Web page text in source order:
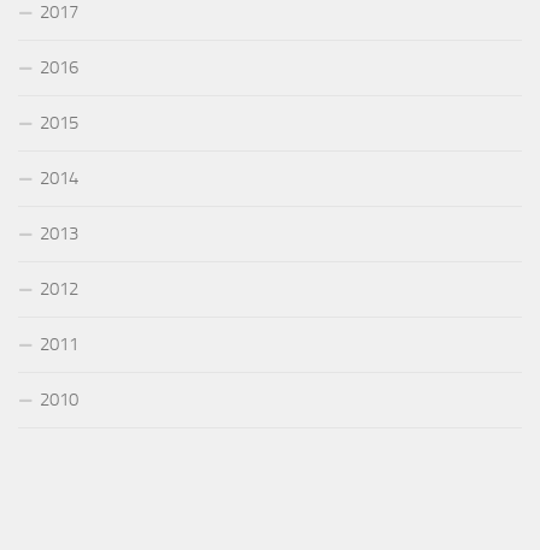
2017
2016
2015
2014
2013
2012
2011
2010